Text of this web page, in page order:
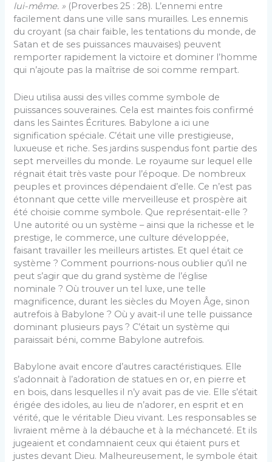
lui-même. » (Proverbes 25 : 28). L’ennemi entre
facilement dans une ville sans murailles. Les ennemis
du croyant (sa chair faible, les tentations du monde, de
Satan et de ses puissances mauvaises) peuvent
remporter rapidement la victoire et dominer l’homme
qui n’ajoute pas la maîtrise de soi comme rempart.
Dieu utilisa aussi des villes comme symbole de
puissances souveraines. Cela est maintes fois confirmé
dans les Saintes Écritures. Babylone a ici une
signification spéciale. C’était une ville prestigieuse,
luxueuse et riche. Ses jardins suspendus font partie des
sept merveilles du monde. Le royaume sur lequel elle
régnait était très vaste pour l’époque. De nombreux
peuples et provinces dépendaient d’elle. Ce n’est pas
étonnant que cette ville merveilleuse et prospère ait
été choisie comme symbole. Que représentait-elle ?
Une autorité ou un système – ainsi que la richesse et le
prestige, le commerce, une culture développée,
faisant travailler les meilleurs artistes. Et quel était ce
système ? Comment pourrions-nous oublier qu’il ne
peut s’agir que du grand système de l’église
nominale ? Où trouver un tel luxe, une telle
magnificence, durant les siècles du Moyen Âge, sinon
autrefois à Babylone ? Où y avait-il une telle puissance
dominant plusieurs pays ? C’était un système qui
paraissait béni, comme Babylone autrefois.
Babylone avait encore d’autres caractéristiques. Elle
s’adonnait à l’adoration de statues en or, en pierre et
en bois, dans lesquelles il n’y avait pas de vie. Elle s’était
érigée des idoles, au lieu de n’adorer, en esprit et en
vérité, que le véritable Dieu vivant. Les responsables se
livraient même à la débauche et à la méchanceté. Et ils
jugeaient et condamnaient ceux qui étaient purs et
justes devant Dieu. Malheureusement, le symbole était